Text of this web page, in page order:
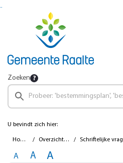
Ga naar de inhoud van deze pagina
Ga naar het zoeken
Zoeken
U bevindt zich hier:
Home Overzichten Schriftelijke vragen
A A A